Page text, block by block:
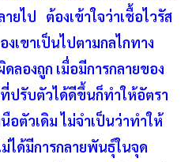
ยไป ต้องเข้าใจว่าเชื้อไวรัส
เขาเป็นไปตามกลไกทาง
ลองถูก เมื่อมีการกลายของ
ปรับตัวได้ดีขึ้นก็ทำให้อัตรา
อตัวเดิม ไม่จำเป็นว่าทำให้
ได้มีการกลายพันธุ์ในจุด